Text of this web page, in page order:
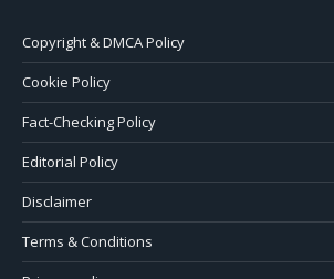
Copyright & DMCA Policy
Cookie Policy
Fact-Checking Policy
Editorial Policy
Disclaimer
Terms & Conditions